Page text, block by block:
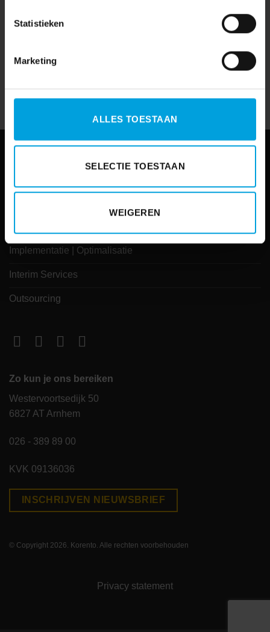
Statistieken
Marketing
ALLES TOESTAAN
SELECTIE TOESTAAN
WEIGEREN
Implementatie | Optimalisatie
Interim Services
Outsourcing
Zo kun je ons bereiken
Westervoortsedijk 50
6827 AT Arnhem
026 - 389 89 00
KVK 09136036
INSCHRIJVEN NIEUWSBRIEF
© Copyright 2026. Korento. Alle rechten voorbehouden
Privacy statement